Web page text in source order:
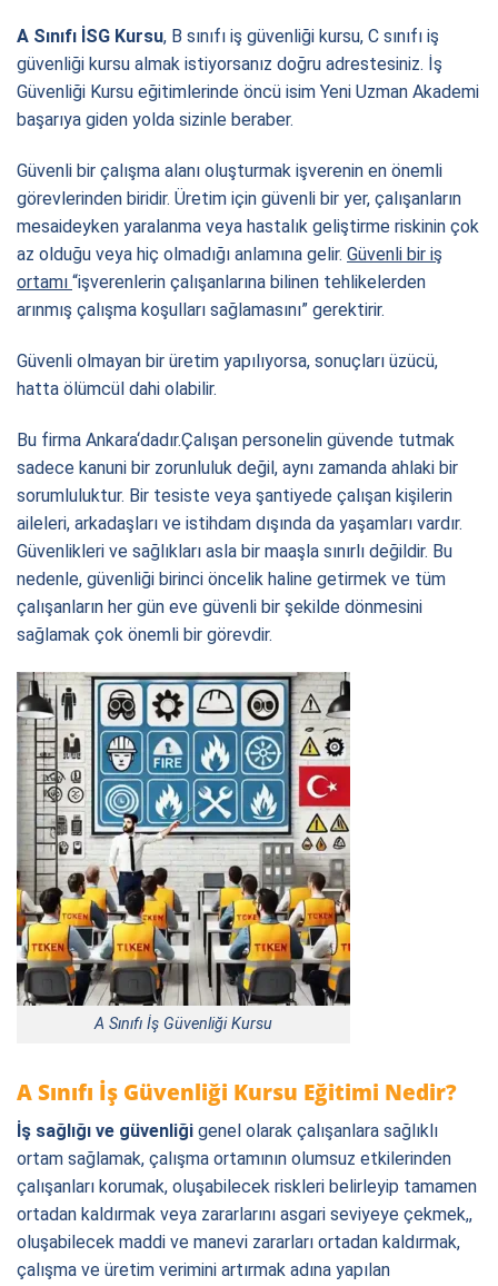
A Sınıfı İSG Kursu, B sınıfı iş güvenliği kursu, C sınıfı iş
güvenliği kursu almak istiyorsanız doğru adrestesiniz. İş
Güvenliği Kursu eğitimlerinde öncü isim Yeni Uzman Akademi
başarıya giden yolda sizinle beraber.
Güvenli bir çalışma alanı oluşturmak işverenin en önemli
görevlerinden biridir. Üretim için güvenli bir yer, çalışanların
mesaideyken yaralanma veya hastalık geliştirme riskinin çok
az olduğu veya hiç olmadığı anlamına gelir. Güvenli bir iş
ortamı “işverenlerin çalışanlarına bilinen tehlikelerden
arınmış çalışma koşulları sağlamasını” gerektirir.
Güvenli olmayan bir üretim yapılıyorsa, sonuçları üzücü,
hatta ölümcül dahi olabilir.
Bu firma Ankara‘dadır.Çalışan personelin güvende tutmak
sadece kanuni bir zorunluluk değil, aynı zamanda ahlaki bir
sorumluluktur. Bir tesiste veya şantiyede çalışan kişilerin
aileleri, arkadaşları ve istihdam dışında da yaşamları vardır.
Güvenlikleri ve sağlıkları asla bir maaşla sınırlı değildir. Bu
nedenle, güvenliği birinci öncelik haline getirmek ve tüm
çalışanların her gün eve güvenli bir şekilde dönmesini
sağlamak çok önemli bir görevdir.
A Sınıfı İş Güvenliği Kursu
A Sınıfı İş Güvenliği Kursu Eğitimi Nedir?
İş sağlığı ve güvenliği genel olarak çalışanlara sağlıklı
ortam sağlamak, çalışma ortamının olumsuz etkilerinden
çalışanları korumak, oluşabilecek riskleri belirleyip tamamen
ortadan kaldırmak veya zararlarını asgari seviyeye çekmek,,
oluşabilecek maddi ve manevi zararları ortadan kaldırmak,
çalışma ve üretim verimini artırmak adına yapılan